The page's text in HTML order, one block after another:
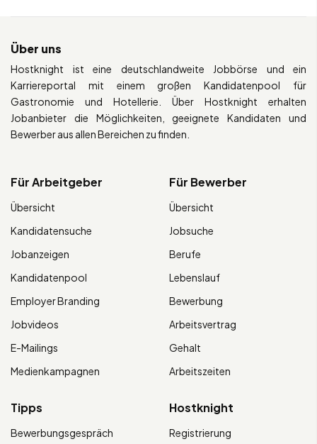
Über uns
Hostknight ist eine deutschlandweite Jobbörse und ein
Karriereportal mit einem großen Kandidatenpool für
Gastronomie und Hotellerie. Über Hostknight erhalten
Jobanbieter die Möglichkeiten, geeignete Kandidaten und
Bewerber aus allen Bereichen zu finden.
Für Arbeitgeber
Übersicht
Kandidatensuche
Jobanzeigen
Kandidatenpool
Employer Branding
Jobvideos
E-Mailings
Medienkampagnen
Für Bewerber
Übersicht
Jobsuche
Berufe
Lebenslauf
Bewerbung
Arbeitsvertrag
Gehalt
Arbeitszeiten
Tipps
Bewerbungsgespräch
Hostknight
Registrierung